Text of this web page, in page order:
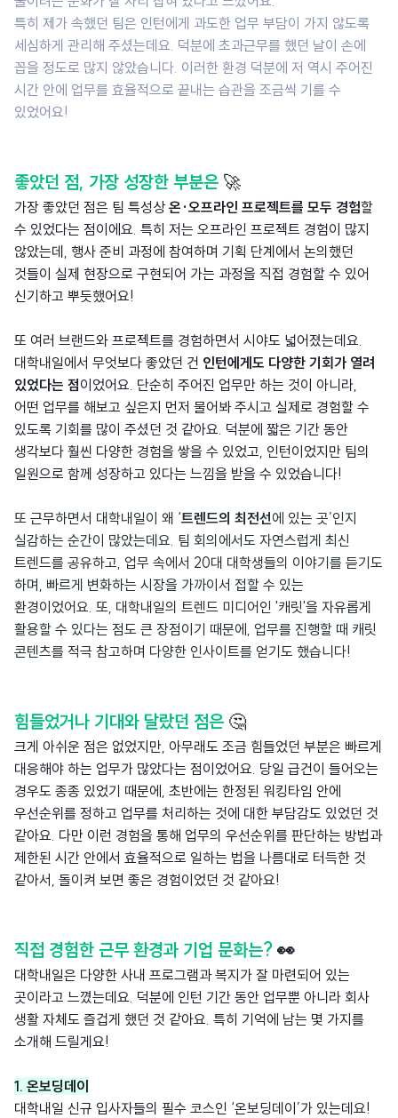
특히 제가 속했던 팀은 인턴에게 과도한 업무 부담이 가지 않도록
세심하게 관리해 주셨는데요. 덕분에 초과근무를 했던 날이 손에
꼽을 정도로 많지 않았습니다. 이러한 환경 덕분에 저 역시 주어진
시간 안에 업무를 효율적으로 끝내는 습관을 조금씩 기를 수
있었어요!
좋았던 점, 가장 성장한 부분은 🚀
가장 좋았던 점은 팀 특성상 온·오프라인 프로젝트를 모두 경험할
수 있었다는 점이에요. 특히 저는 오프라인 프로젝트 경험이 많지
않았는데, 행사 준비 과정에 참여하며 기획 단계에서 논의했던
것들이 실제 현장으로 구현되어 가는 과정을 직접 경험할 수 있어
신기하고 뿌듯했어요!
또 여러 브랜드와 프로젝트를 경험하면서 시야도 넓어졌는데요.
대학내일에서 무엇보다 좋았던 건 인턴에게도 다양한 기회가 열려
있었다는 점이었어요. 단순히 주어진 업무만 하는 것이 아니라,
어떤 업무를 해보고 싶은지 먼저 물어봐 주시고 실제로 경험할 수
있도록 기회를 많이 주셨던 것 같아요. 덕분에 짧은 기간 동안
생각보다 훨씬 다양한 경험을 쌓을 수 있었고, 인턴이었지만 팀의
일원으로 함께 성장하고 있다는 느낌을 받을 수 있었습니다!
또 근무하면서 대학내일이 왜 ‘트렌드의 최전선에 있는 곳’인지
실감하는 순간이 많았는데요. 팀 회의에서도 자연스럽게 최신
트렌드를 공유하고, 업무 속에서 20대 대학생들의 이야기를 듣기도
하며, 빠르게 변화하는 시장을 가까이서 접할 수 있는
환경이었어요. 또, 대학내일의 트렌드 미디어인 '캐릿'을 자유롭게
활용할 수 있다는 점도 큰 장점이기 때문에, 업무를 진행할 때 캐릿
콘텐츠를 적극 참고하며 다양한 인사이트를 얻기도 했습니다!
힘들었거나 기대와 달랐던 점은 🤔
크게 아쉬운 점은 없었지만, 아무래도 조금 힘들었던 부분은 빠르게
대응해야 하는 업무가 많았다는 점이었어요. 당일 급건이 들어오는
경우도 종종 있었기 때문에, 초반에는 한정된 워킹타임 안에
우선순위를 정하고 업무를 처리하는 것에 대한 부담감도 있었던 것
같아요. 다만 이런 경험을 통해 업무의 우선순위를 판단하는 방법과
제한된 시간 안에서 효율적으로 일하는 법을 나름대로 터득한 것
같아서, 돌이켜 보면 좋은 경험이었던 것 같아요!
직접 경험한 근무 환경과 기업 문화는? 👀
대학내일은 다양한 사내 프로그램과 복지가 잘 마련되어 있는
곳이라고 느꼈는데요. 덕분에 인턴 기간 동안 업무뿐 아니라 회사
생활 자체도 즐겁게 했던 것 같아요. 특히 기억에 남는 몇 가지를
소개해 드릴게요!
1. 온보딩데이
대학내일 신규 입사자들의 필수 코스인 ‘온보딩데이’가 있는데요!